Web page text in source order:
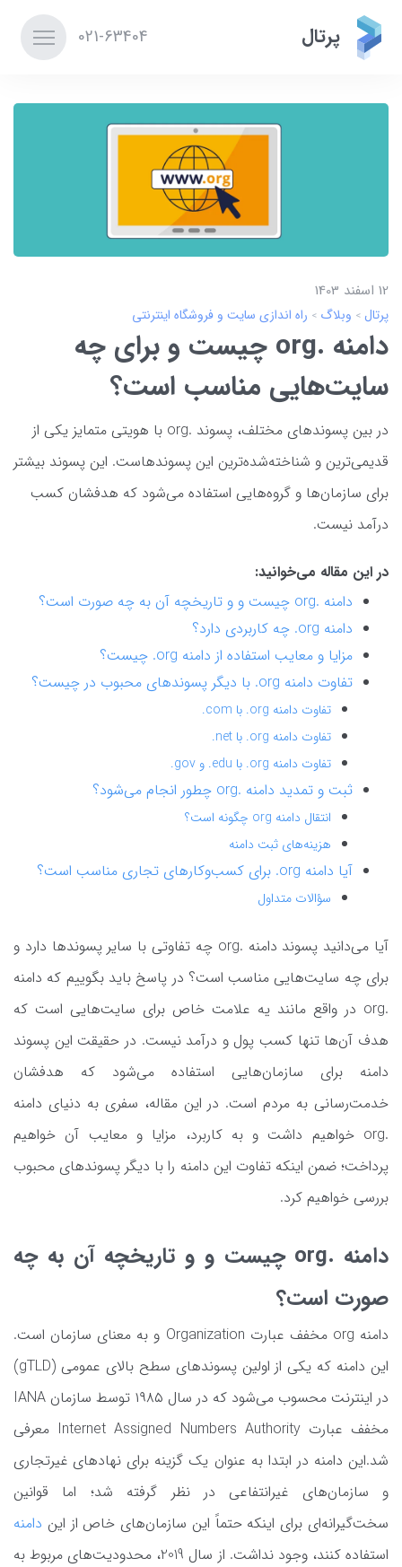
پرتال 021-63404
12 اسفند 1403
پرتال وبلاگ راه اندازی سایت و فروشگاه اینترنتی
دامنه .org چیست و برای چه
سایت‌هایی مناسب است؟
در بین پسوندهای مختلف، پسوند .org با هویتی متمایز یکی از
قدیمی‌ترین و شناخته‌شده‌ترین این پسوندهاست. این پسوند بیشتر
برای سازمان‌ها و گروه‌هایی استفاده می‌شود که هدفشان کسب
درآمد نیست.
در این مقاله می‌خوانید:
دامنه .org چیست و و تاریخچه آن به چه صورت است؟
دامنه org. چه کاربردی دارد؟
مزایا و معایب استفاده از دامنه org. چیست؟
تفاوت دامنه org. با دیگر پسوندهای محبوب در چیست؟
تفاوت دامنه org. با com.
تفاوت دامنه org. با net.
تفاوت دامنه org. با edu. و gov.
ثبت و تمدید دامنه .org چطور انجام می‌شود؟
انتقال دامنه org چگونه است؟
هزینه‌های ثبت دامنه
آیا دامنه org. برای کسب‌وکارهای تجاری مناسب است؟
سؤالات متداول
آیا می‌دانید پسوند دامنه .org چه تفاوتی با سایر پسوندها دارد و
برای چه سایت‌هایی مناسب است؟ در پاسخ باید بگوییم که دامنه
.org در واقع مانند یه علامت خاص برای سایت‌هایی است که
هدف آن‌ها تنها کسب پول و درآمد نیست. در حقیقت این پسوند
دامنه برای سازمان‌هایی استفاده می‌شود که هدفشان
خدمت‌رسانی به مردم است. در این مقاله، سفری به دنیای دامنه
.org خواهیم داشت و به کاربرد، مزایا و معایب آن خواهیم
پرداخت؛ ضمن اینکه تفاوت این دامنه را با دیگر پسوندهای محبوب
بررسی خواهیم کرد.
دامنه .org چیست و و تاریخچه آن به چه
صورت است؟
دامنه org مخفف عبارت Organization و به معنای سازمان است.
این دامنه که یکی از اولین پسوندهای سطح بالای عمومی (gTLD)
در اینترنت محسوب می‌شود که در سال ۱۹۸۵ توسط سازمان IANA
مخفف عبارت Internet Assigned Numbers Authority معرفی
شد.این دامنه در ابتدا به عنوان یک گزینه برای نهادهای غیرتجاری
و سازمان‌های غیرانتفاعی در نظر گرفته شد؛ اما قوانین
سخت‌گیرانه‌ای‌ برای اینکه حتماً این سازمان‌های خاص از این دامنه
استفاده کنند، وجود نداشت. از سال 2019، محدودیت‌های مربوط به